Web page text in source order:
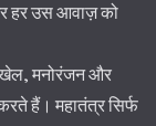
हर उस आवाज़ को
खेल, मनोरंजन और
करते हैं। महातंत्र सिर्फ